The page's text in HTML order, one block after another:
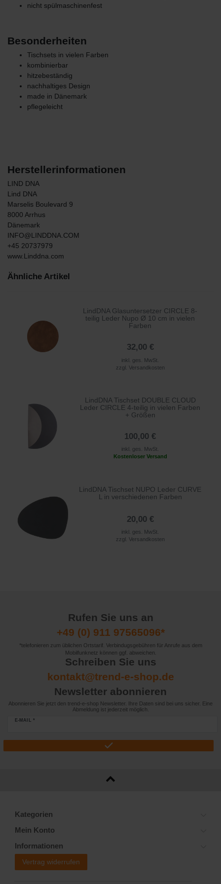
nicht spülmaschinenfest
Besonderheiten
Tischsets in vielen Farben
kombinierbar
hitzebeständig
nachhaltiges Design
made in Dänemark
pflegeleicht
Herstellerinformationen
LIND DNA
Lind DNA
Marselis Boulevard 9
8000 Arrhus
Dänemark
INFO@LINDDNA.COM
+45 20737979
www.Linddna.com
Ähnliche Artikel
LindDNA Glasuntersetzer CIRCLE 8-
teilig Leder Nupo Ø 10 cm in vielen
Farben
32,00 €
inkl. ges. MwSt.
zzgl. Versandkosten
LindDNA Tischset DOUBLE CLOUD
Leder CIRCLE 4-teilig in vielen Farben
+ Größen
100,00 €
inkl. ges. MwSt.
Kostenloser Versand
LindDNA Tischset NUPO Leder CURVE
L in verschiedenen Farben
20,00 €
inkl. ges. MwSt.
zzgl. Versandkosten
Rufen Sie uns an
+49 (0) 911 97565096*
*telefonieren zum üblichen Ortstarif. Verbindugsgebühren für Anrufe aus dem
Mobilfunknetz können ggf. abweichen.
Schreiben Sie uns
kontakt@trend-e-shop.de
Newsletter abonnieren
Abonnieren Sie jetzt den trend-e-shop Newsletter. Ihre Daten sind bei uns sicher. Eine
Abmeldung ist jederzeit möglich.
E-MAIL *
Kategorien
Mein Konto
Informationen
Vertrag widerrufen